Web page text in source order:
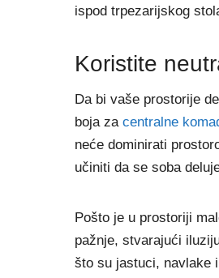
ispod trpezarijskog
Koristite
Da bi vaše prostorije
boja za centralne
neće dominirati
učiniti da se soba
Pošto je u prostoriji
pažnje, stvarajući
što su jastuci, navlake